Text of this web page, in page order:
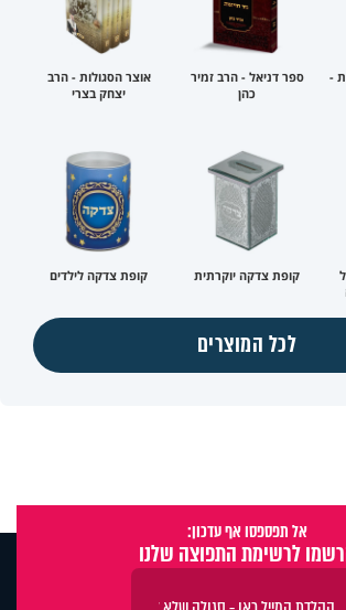
-
ספר דניאל - הרב זמיר
כהן
אוצר הסגולות - הרב
יצחק בצרי
קופת צדקה יוקרתית קופת צדקה לילדים
לכל המוצרים
אל תפספסו אף עדכון:
לרשימת התפוצה שלנו